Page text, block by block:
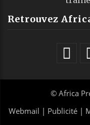
Retrouvez
© Africa
Webmail | Publicité |